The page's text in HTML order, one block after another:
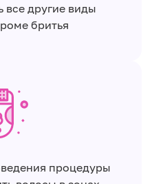
все другие виды
бритья
процедуры